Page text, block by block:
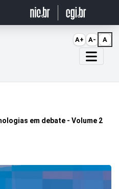
em debate - Volume 2
A+ A- A